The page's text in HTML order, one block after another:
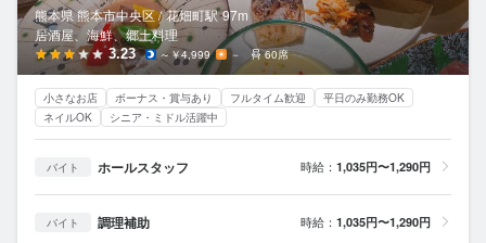
熊本県 熊本市中央区 / 花畑町駅 97m
居酒屋、海鮮、郷土料理
3.23 ～￥4,999 － 60席
小さなお店 ボーナス・賞与あり フルタイム歓迎
平日のみ勤務OK
ネイルOK
シニア・ミドル活躍中
バイト ホールスタッフ 時給： 1,035円〜1,290円
バイト 調理補助 時給： 1,035円〜1,290円